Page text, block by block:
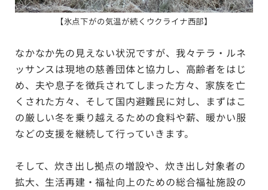
【氷点下がの気温が続くウクライナ西部】
なかなか先の見えない状況ですが、我々テラ・ルネ
ッサンスは現地の慈善団体と協力し、高齢者をはじ
め、夫や息子を徴兵されてしまった方々、家族を亡
くされた方々、そして国内避難民に対し、まずはこ
の厳しい冬を乗り越えるための食料や薪、暖かい服
などの支援を継続して行っていきます。
そして、炊き出し拠点の増設や、炊き出し対象者の
拡大、生活再建・福祉向上のための総合福祉施設の